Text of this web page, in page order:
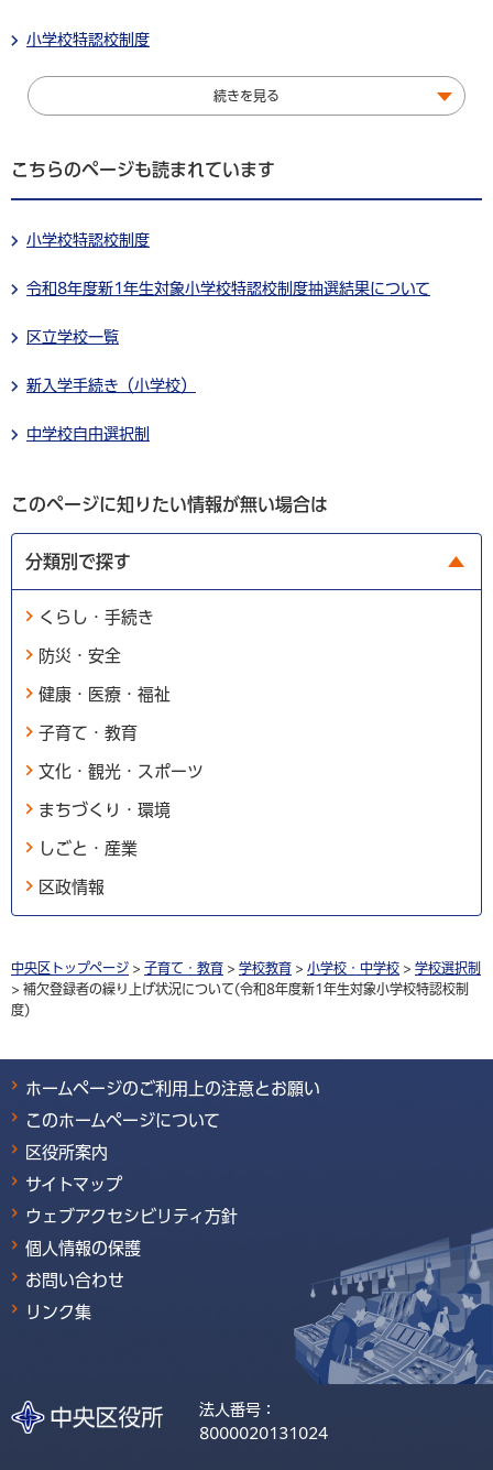
小学校特認校制度
続きを見る
こちらのページも読まれています
小学校特認校制度
令和8年度新1年生対象小学校特認校制度抽選結果について
区立学校一覧
新入学手続き（小学校）
中学校自由選択制
このページに知りたい情報が無い場合は
分類別で探す
くらし・手続き
防災・安全
健康・医療・福祉
子育て・教育
文化・観光・スポーツ
まちづくり・環境
しごと・産業
区政情報
中央区トップページ > 子育て・教育 > 学校教育 > 小学校・中学校 > 学校選択制
> 補欠登録者の繰り上げ状況について(令和8年度新1年生対象小学校特認校制
度)
ホームページのご利用上の注意とお願い
このホームページについて
区役所案内
サイトマップ
ウェブアクセシビリティ方針
個人情報の保護
お問い合わせ
リンク集
法人番号：
8000020131024